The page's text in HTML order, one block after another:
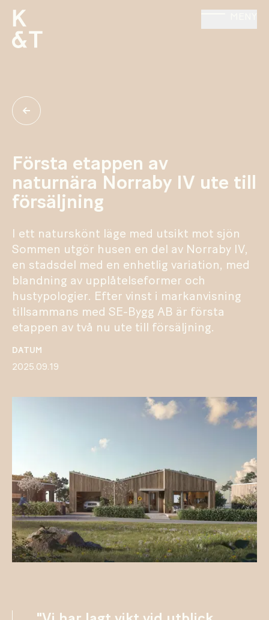
Första etappen av
naturnära Norraby IV ute till
försäljning
DATUM
2025.09.19
I ett naturskönt läge med utsikt mot sjön
Sommen utgör husen en del av Norraby IV,
en stadsdel med en enhetlig variation, med
blandning av upplåtelseformer och
hustypologier. Efter vinst i markanvisning
tillsammans med SE-Bygg AB är första
etappen av två nu ute till försäljning.